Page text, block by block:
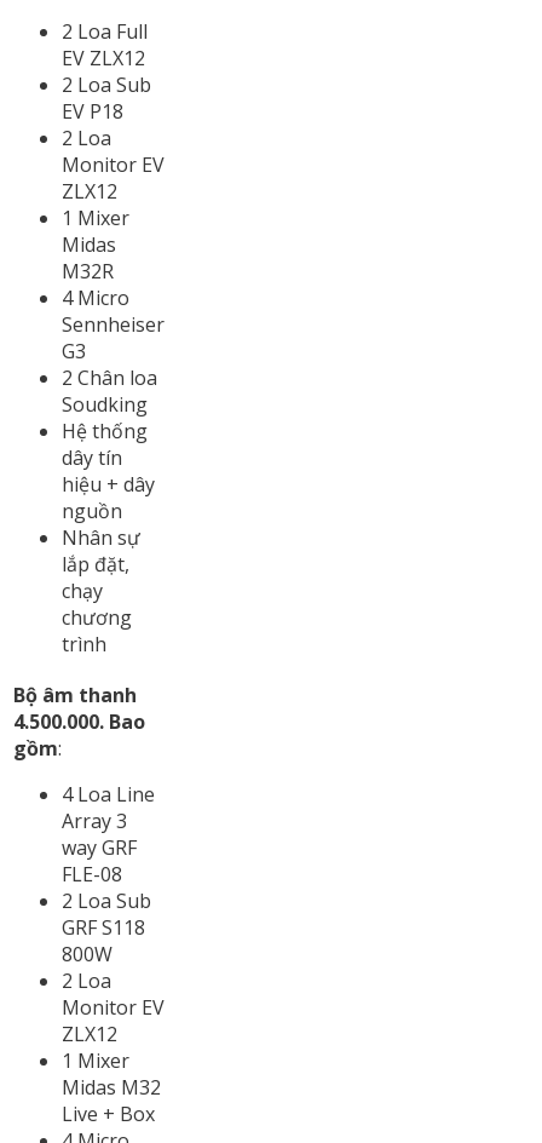
2 Loa Full
EV ZLX12
2 Loa Sub
EV P18
2 Loa
Monitor EV
ZLX12
1 Mixer
Midas
M32R
4 Micro
Sennheiser
G3
2 Chân loa
Soudking
Hệ thống
dây tín
hiệu + dây
nguồn
Nhân sự
lắp đặt,
chạy
chương
trình
Bộ âm thanh
4.500.000. Bao
gồm:
4 Loa Line
Array 3
way GRF
FLE-08
2 Loa Sub
GRF S118
800W
2 Loa
Monitor EV
ZLX12
1 Mixer
Midas M32
Live + Box